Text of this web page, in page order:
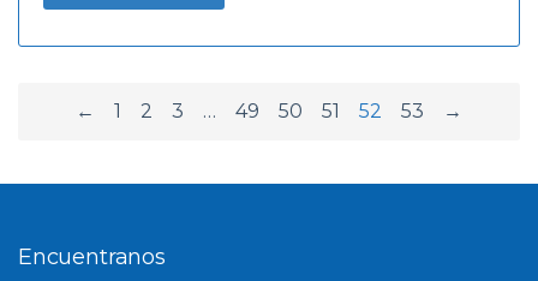
← 1 2 3 … 49 50 51 52 53 →
Encuentranos